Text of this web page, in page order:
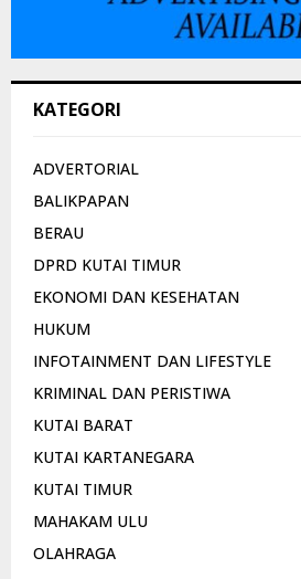
KATEGORI
ADVERTORIAL
BALIKPAPAN
BERAU
DPRD KUTAI TIMUR
EKONOMI DAN KESEHATAN
HUKUM
INFOTAINMENT DAN LIFESTYLE
KRIMINAL DAN PERISTIWA
KUTAI BARAT
KUTAI KARTANEGARA
KUTAI TIMUR
MAHAKAM ULU
OLAHRAGA